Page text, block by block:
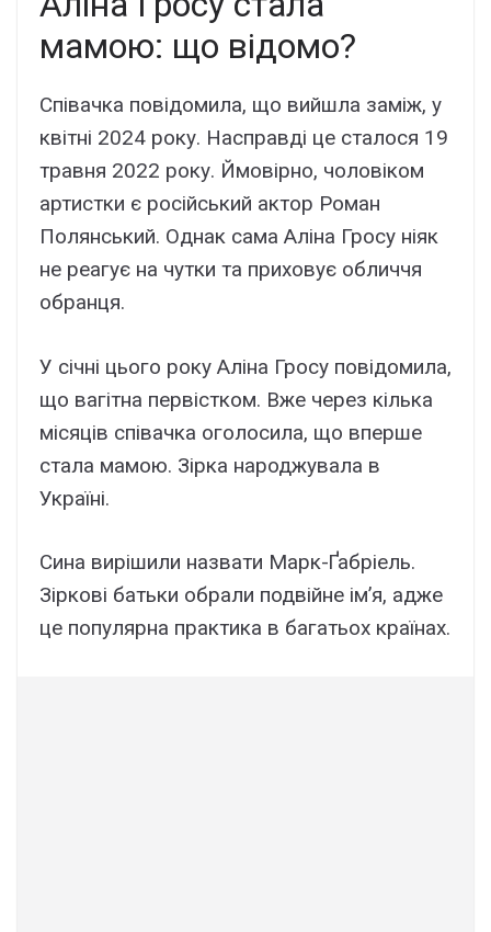
мамою: що відомо?
Співачка повідомила, що вийшла заміж, у
квітні 2024 року. Насправді це сталося 19
травня 2022 року. Ймовірно, чоловіком
артистки є російський актор Роман
Полянський. Однак сама Аліна Гросу ніяк
не реагує на чутки та приховує обличчя
обранця.
У січні цього року Аліна Гросу повідомила,
що вагітна первістком. Вже через кілька
місяців співачка оголосила, що вперше
стала мамою. Зірка народжувала в
Україні.
Сина вирішили назвати Марк-Ґабріель.
Зіркові батьки обрали подвійне ім’я, адже
це популярна практика в багатьох країнах.